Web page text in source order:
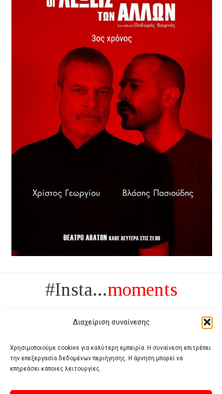
Διαχείριση συναίνεσης
Χρησιμοποιούμε cookies για καλύτερη εμπειρία. Η συναίνεση επιτρέπει
την επεξεργασία δεδομένων περιήγησης. Η άρνηση μπορεί να
επηρεάσει κάποιες λειτουργίες.
#Insta...moments
Πολυτέλεια δεν είναι το αντίθετο της ανέχειας, είναι το αντίθετο της